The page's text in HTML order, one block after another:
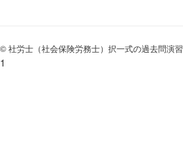
© 社労士（社会保険労務士）択一式の過去問演習
1